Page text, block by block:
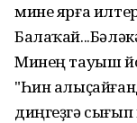
мине ярға
Минең тауыш
"Һин
диңгеҙгә